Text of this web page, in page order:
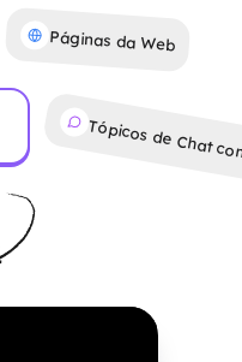
Páginas da Web
Tópicos de Chat